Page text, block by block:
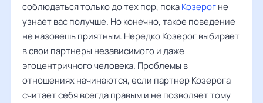
соблюдаться только до тех пор, покаКозерогне
узнает вас получше. Но конечно, такое поведение
не назовешь приятным. Нередко Козерог выбирает
в свои партнеры независимого и даже
эгоцентричного человека. Проблемы в
отношениях начинаются, если партнер Козерога
считает себя всегда правым и не позволяет тому